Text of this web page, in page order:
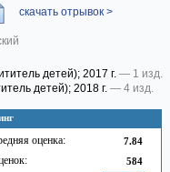
оценка: 7.84
584
скачать отрывок >
детей); 2017 г. — 1 изд.
детей); 2018 г. — 4 изд.